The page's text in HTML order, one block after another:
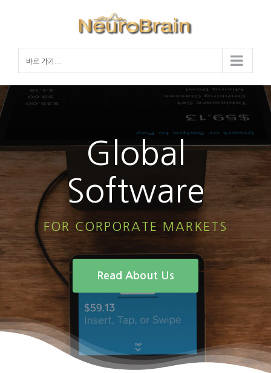
바로 가기...
Global
Software
FOR CORPORATE MARKETS
Read About Us